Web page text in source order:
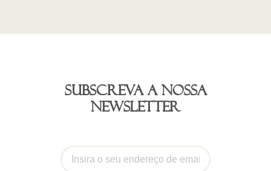
Subscreva a nossa
newsletter